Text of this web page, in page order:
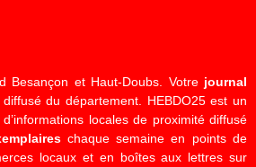
Besançon et Haut-Doubs. Votre journal
du département. HEBDO25 est un
locales de proximité diffusé
chaque semaine en points de
locaux et en boîtes aux lettres sur